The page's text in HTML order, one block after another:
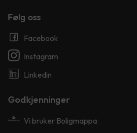
Følg oss
Facebook
Instagram
Linkedin
Godkjenninger
Vi bruker Boligmappa